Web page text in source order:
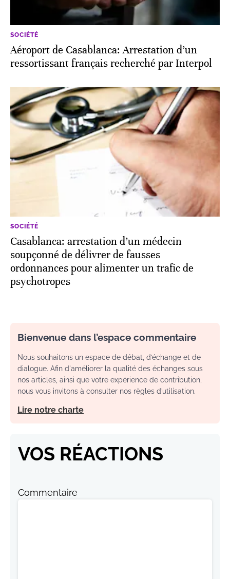
SOCIÉTÉ
Aéroport de Casablanca: Arrestation d’un
ressortissant français recherché par Interpol
SOCIÉTÉ
Casablanca: arrestation d’un médecin
soupçonné de délivrer de fausses
ordonnances pour alimenter un trafic de
psychotropes
Bienvenue dans l’espace commentaire
Nous souhaitons un espace de débat, d’échange et de
dialogue. Afin d'améliorer la qualité des échanges sous
nos articles, ainsi que votre expérience de contribution,
nous vous invitons à consulter nos règles d’utilisation.
Lire notre charte
VOS RÉACTIONS
Commentaire